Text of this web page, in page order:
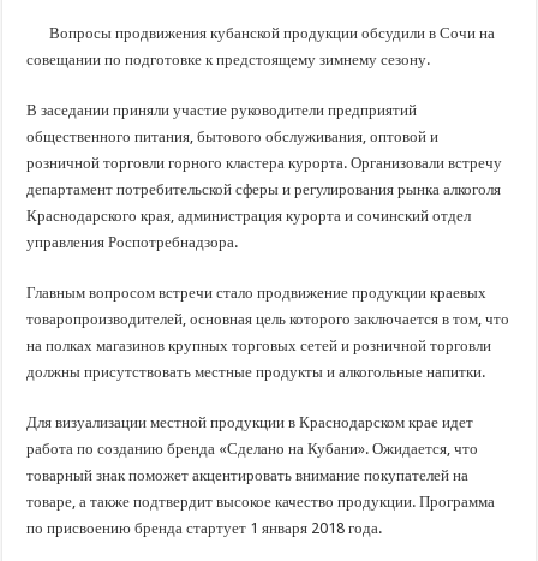
Важные правила обращения в вашу страховую компанию
Стартовал прием заявок на 20-й юбилейный молодежный форум «Регион 93»
Вопросы продвижения кубанской продукции обсудили в Сочи на
совещании по подготовке к предстоящему зимнему сезону.
В заседании приняли участие руководители предприятий
общественного питания, бытового обслуживания, оптовой и
розничной торговли горного кластера курорта. Организовали встречу
департамент потребительской сферы и регулирования рынка алкоголя
Краснодарского края, администрация курорта и сочинский отдел
управления Роспотребнадзора.
Главным вопросом встречи стало продвижение продукции краевых
товаропроизводителей, основная цель которого заключается в том, что
на полках магазинов крупных торговых сетей и розничной торговли
должны присутствовать местные продукты и алкогольные напитки.
Для визуализации местной продукции в Краснодарском крае идет
работа по созданию бренда «Сделано на Кубани». Ожидается, что
товарный знак поможет акцентировать внимание покупателей на
товаре, а также подтвердит высокое качество продукции. Программа
по присвоению бренда стартует 1 января 2018 года.